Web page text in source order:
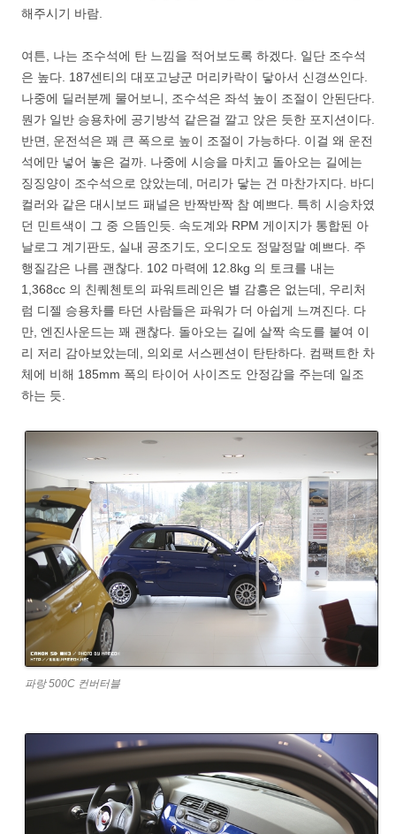
해주시기 바람.
여튼, 나는 조수석에 탄 느낌을 적어보도록 하겠다. 일단 조수석
은 높다. 187센티의 대포고냥군 머리카락이 닿아서 신경쓰인다.
나중에 딜러분께 물어보니, 조수석은 좌석 높이 조절이 안된단다.
뭔가 일반 승용차에 공기방석 같은걸 깔고 앉은 듯한 포지션이다.
반면, 운전석은 꽤 큰 폭으로 높이 조절이 가능하다. 이걸 왜 운전
석에만 넣어 놓은 걸까. 나중에 시승을 마치고 돌아오는 길에는
징징양이 조수석으로 앉았는데, 머리가 닿는 건 마찬가지다. 바디
컬러와 같은 대시보드 패널은 반짝반짝 참 예쁘다. 특히 시승차였
던 민트색이 그 중 으뜸인듯. 속도계와 RPM 게이지가 통합된 아
날로그 계기판도, 실내 공조기도, 오디오도 정말정말 예쁘다. 주
행질감은 나름 괜찮다. 102 마력에 12.8kg 의 토크를 내는
1,368cc 의 친퀘첸토의 파워트레인은 별 감흥은 없는데, 우리처
럼 디젤 승용차를 타던 사람들은 파워가 더 아쉽게 느껴진다. 다
만, 엔진사운드는 꽤 괜찮다. 돌아오는 길에 살짝 속도를 붙여 이
리 저리 감아보았는데, 의외로 서스펜션이 탄탄하다. 컴팩트한 차
체에 비해 185mm 폭의 타이어 사이즈도 안정감을 주는데 일조
하는 듯.
파랑 500C 컨버터블